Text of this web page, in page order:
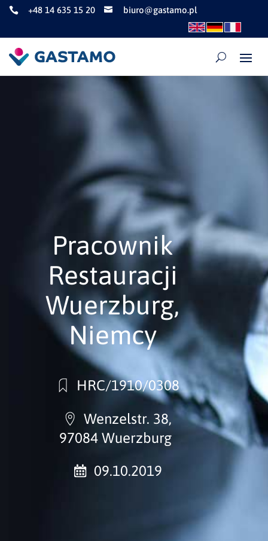
 +48 14 635 15 20  biuro@gastamo.pl
Pracownik
Restauracji
Wuerzburg,
Niemcy
HRC/1910/0308
Wenzelstr. 38,
97084 Wuerzburg
09.10.2019